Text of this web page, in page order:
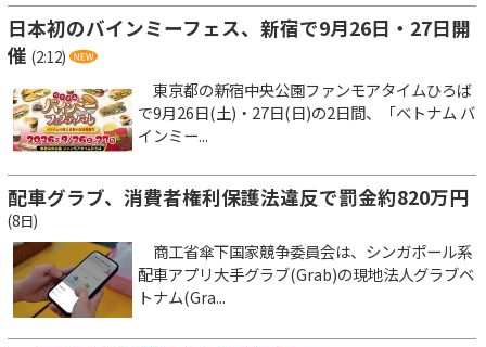
日本初のバインミーフェス、新宿で9月26日・27日開
催 (2:12)
東京都の新宿中央公園ファンモアタイムひろば
で9月26日(土)・27日(日)の2日間、「ベトナム バ
インミー...
配車グラブ、消費者権利保護法違反で罰金約820万円
(8日)
商工省傘下国家競争委員会は、シンガポール系
配車アプリ大手グラブ(Grab)の現地法人グラブベ
トナム(Gra...